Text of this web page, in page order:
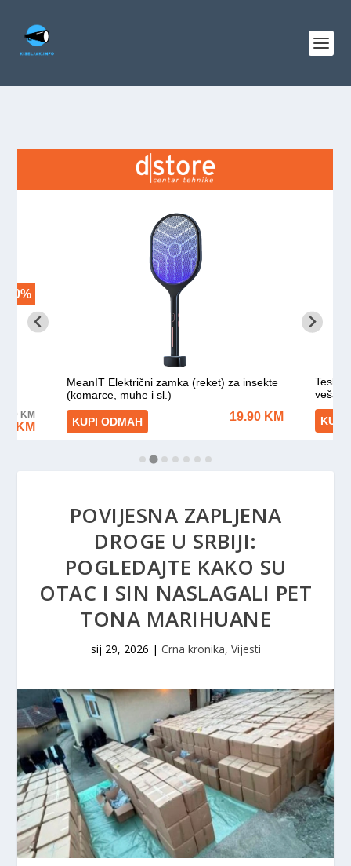
POVIJESNA ZAPLJENA
DROGE U SRBIJI:
POGLEDAJTE KAKO SU
OTAC I SIN NASLAGALI PET
TONA MARIHUANE
sij 29, 2026 | Crna kronika, Vijesti